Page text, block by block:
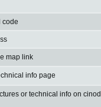
code
map link
info page
or technical info on cinod